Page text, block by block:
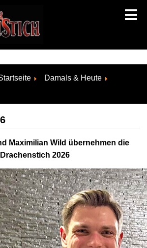
Damals & Heute
Maximilian Wild übernehmen die
2026